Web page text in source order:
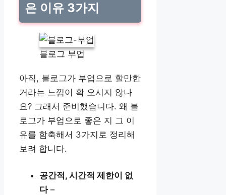
은 이유 3가지
블로그 부업
아직, 블로그가 부업으로 할만한
거라는 느낌이 확 오시지 않나
요? 그래서 준비했습니다. 왜 블
로그가 부업으로 좋은 지 그 이
유를 함축해서 3가지로 정리해
보려 합니다.
공간적, 시간적 제한이 없
다–